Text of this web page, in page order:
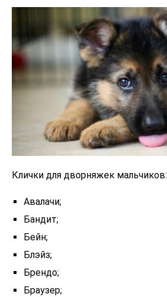
Клички для дворняжек мальчиков:
Авалачи;
Бандит;
Бейн;
Блэйз;
Брендо;
Браузер;